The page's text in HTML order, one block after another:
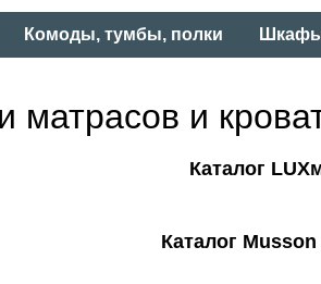
Комоды, тумбы, полки
матрасов и
Каталог